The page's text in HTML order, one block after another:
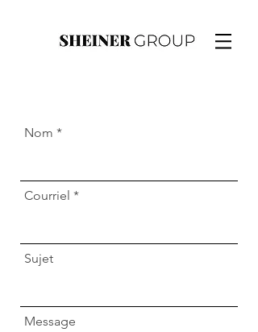
Nom
Courriel
Sujet
Message